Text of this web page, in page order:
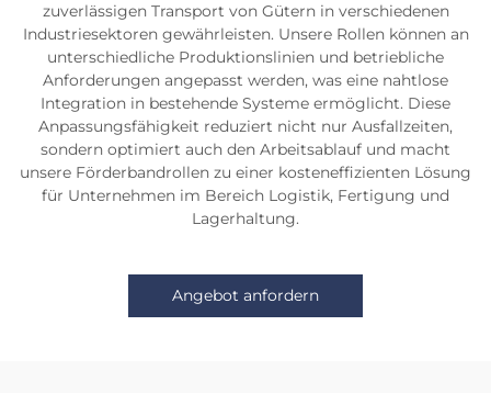
zuverlässigen Transport von Gütern in verschiedenen
Industriesektoren gewährleisten. Unsere Rollen können an
unterschiedliche Produktionslinien und betriebliche
Anforderungen angepasst werden, was eine nahtlose
Integration in bestehende Systeme ermöglicht. Diese
Anpassungsfähigkeit reduziert nicht nur Ausfallzeiten,
sondern optimiert auch den Arbeitsablauf und macht
unsere Förderbandrollen zu einer kosteneffizienten Lösung
für Unternehmen im Bereich Logistik, Fertigung und
Lagerhaltung.
Angebot anfordern